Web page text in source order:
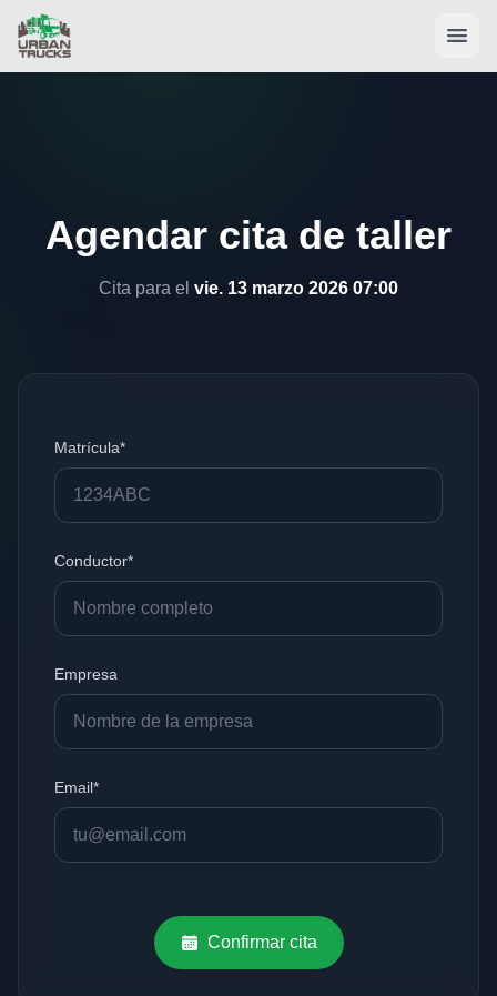
Agendar cita de taller
Cita para el vie. 13 marzo 2026 07:00
Matrícula*
Conductor*
Empresa
Email*
Confirmar cita